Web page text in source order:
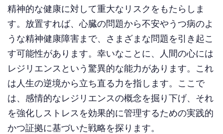
精神的な健康に対して重大なリスクをもたらしま
す。放置すれば、心臓の問題から不安やうつ病のよ
うな精神健康障害まで、さまざまな問題を引き起こ
す可能性があります。幸いなことに、人間の心には
レジリエンスという驚異的な能力があります。これ
は人生の逆境から立ち直る力を指します。ここで
は、感情的なレジリエンスの概念を掘り下げ、それ
を強化しストレスを効果的に管理するための実践的
かつ証拠に基づいた戦略を探ります。